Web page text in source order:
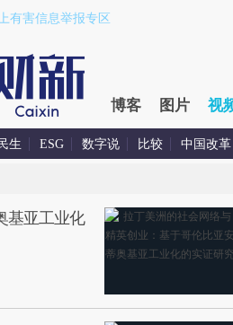
有害信息举报专区
博客 图片 视
生 ESG 数字说 比较 中国改革
基亚工业化